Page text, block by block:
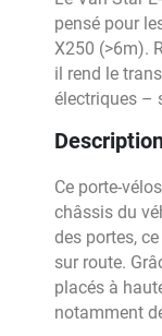
pensé pour
X250 (>6m).
il rend le
électriques –
Ce porte-
châssis du
des portes,
sur route.
placés à
notamment